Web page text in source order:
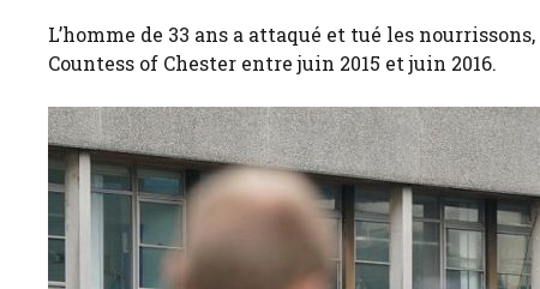
L’homme de 33 ans a attaqué et tué les
Countess of Chester entre juin 2015 et juin 2016.